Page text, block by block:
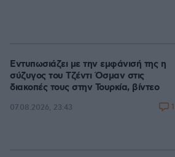
Εντυπωσιάζει με την εμφάνισή της η
σύζυγος του Τζέντι Όσμαν στις
διακοπές τους στην Τουρκία, βίντεο
07.08.2026, 23:43 1